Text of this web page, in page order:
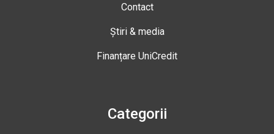
Contact
Știri & media
Finanțare UniCredit
Categorii